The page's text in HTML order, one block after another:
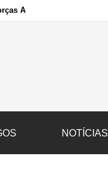
Armadas e sociedade
NOTÍCIAS